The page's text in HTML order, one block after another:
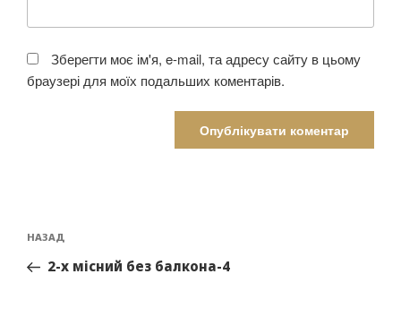
Зберегти моє ім'я, e-mail, та адресу сайту в цьому
браузері для моїх подальших коментарів.
НАЗАД
2-x місний без балкона-4